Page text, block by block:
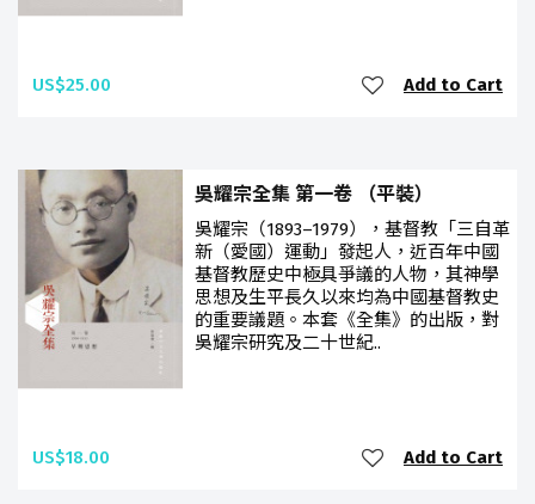
US$25.00 Add to Cart
吳耀宗全集 第一卷 （平裝）
吳耀宗（1893–1979），基督教「三自革
新（愛國）運動」發起人，近百年中國
基督教歷史中極具爭議的人物，其神學
思想及生平長久以來均為中國基督教史
的重要議題。本套《全集》的出版，對
吳耀宗研究及二十世紀..
US$18.00 Add to Cart